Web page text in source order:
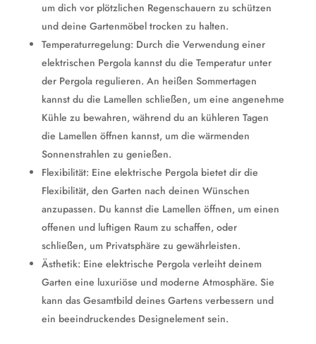
um dich vor plötzlichen Regenschauern zu schützen
und deine Gartenmöbel trocken zu halten.
Temperaturregelung: Durch die Verwendung einer
elektrischen Pergola kannst du die Temperatur unter
der Pergola regulieren. An heißen Sommertagen
kannst du die Lamellen schließen, um eine angenehme
Kühle zu bewahren, während du an kühleren Tagen
die Lamellen öffnen kannst, um die wärmenden
Sonnenstrahlen zu genießen.
Flexibilität: Eine elektrische Pergola bietet dir die
Flexibilität, den Garten nach deinen Wünschen
anzupassen. Du kannst die Lamellen öffnen, um einen
offenen und luftigen Raum zu schaffen, oder
schließen, um Privatsphäre zu gewährleisten.
Ästhetik: Eine elektrische Pergola verleiht deinem
Garten eine luxuriöse und moderne Atmosphäre. Sie
kann das Gesamtbild deines Gartens verbessern und
ein beeindruckendes Designelement sein.